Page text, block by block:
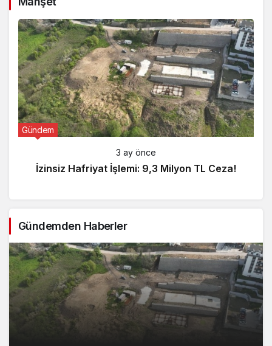
Gündem
3 ay önce
İzinsiz Hafriyat İşlemi: 9,3 Milyon TL Ceza!
Gündemden Haberler